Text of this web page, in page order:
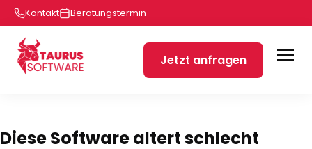
Kontakt Beratungstermin
Jetzt anfragen
Diese Software altert schlecht